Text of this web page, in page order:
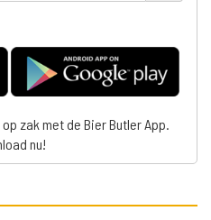
zak met de Bier Butler App.
nu!